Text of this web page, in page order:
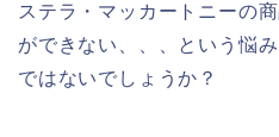
ステラ・マッカートニーの
ができない、、、という悩
ではないでしょうか？